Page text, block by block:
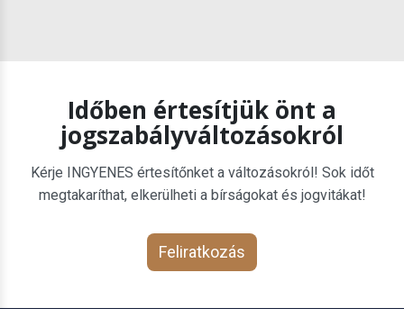
Időben értesítjük önt a
jogszabályváltozásokról
Kérje INGYENES értesítőnket a változásokról! Sok időt
megtakaríthat, elkerülheti a bírságokat és jogvitákat!
Feliratkozás